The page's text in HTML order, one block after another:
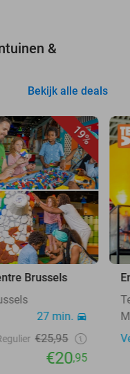
&
Bekijk alle deals
19%
Brussels
27 min.
€25,95
€20,95